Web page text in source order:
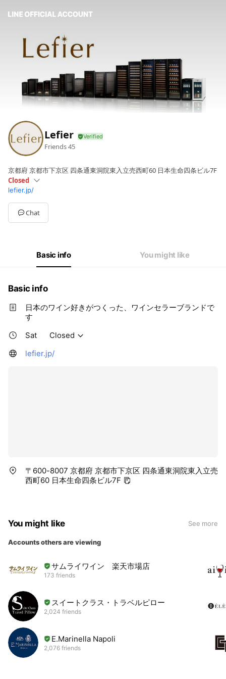
Lefier
Friends45
京都府 京都市下京区 四条通東洞院東入立売西町60 日本生命四条ビル7F
Closed
SunClosed
Mon10:00 - 17:00
Tue10:00 - 17:00
Wed10:00 - 17:00
lefier.jp/
Chat
Basic info You might like
Basic info
日本のワイン好きがつくった、ワインセラーブランドで
す
Sat
Closed
lefier.jp/
〒600-8007 京都府 京都市下京区 四条通東洞院東入立売
西町60 日本生命四条ビル7F
You might like See more
Accounts others are viewing
サムライワイン 楽天市場店
173 friends
スイートクラス・トラベルピロー
2,024 friends
E.Marinella Napoli
2,076 friends